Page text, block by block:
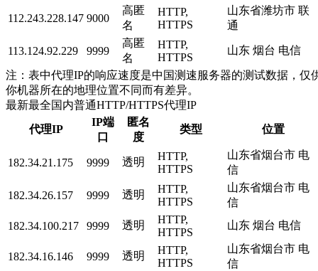
112.243.228.147 9000
高匿
名
HTTP,
HTTPS
山东省潍坊市 联
通
113.124.92.229 9999
高匿
名
HTTP,
HTTPS
山东 烟台 电信
注：表中代理IP的响应速度是中国测速服务器的测试数据，仅
你机器所在的地理位置不同而有差异。
最新最全国内普通HTTP/HTTPS代理IP
代理IP
IP端
口
匿名
度
类型 位置
182.34.21.175 9999 透明
HTTP,
HTTPS
山东省烟台市 电
信
182.34.26.157 9999 透明
HTTP,
HTTPS
山东省烟台市 电
信
182.34.100.217
9999 透明
HTTP,
HTTPS
山东 烟台 电信
182.34.16.146 9999 透明
HTTP,
HTTPS
山东省烟台市 电
信